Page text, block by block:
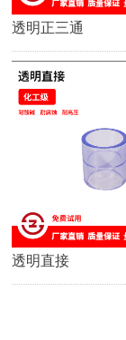
透明正三通
透明直接